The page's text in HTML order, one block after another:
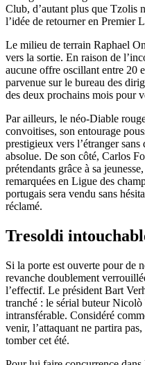
Club, d’autant plus que Tzolis
l’idée de retourner en Premier
Le milieu de terrain Raphael
vers la sortie. En raison de
aucune offre oscillant entre 20
parvenue sur le bureau des
des deux prochains mois pour
Par ailleurs, le néo-Diable
convoitises, son entourage
prestigieux vers l’étranger
absolue. De son côté, Carlos
prétendants grâce à sa
remarquées en Ligue des
portugais sera vendu sans
réclamé.
Tresoldi
Si la porte est ouverte pour de
revanche doublement
l’effectif. Le président Bart
tranché : le sérial buteur
intransférable. Considéré
venir, l’attaquant ne partira
tomber cet été.